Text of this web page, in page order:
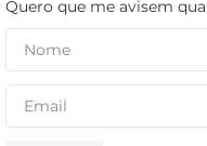
Quero que me avisem
iogurte
papel higiênico